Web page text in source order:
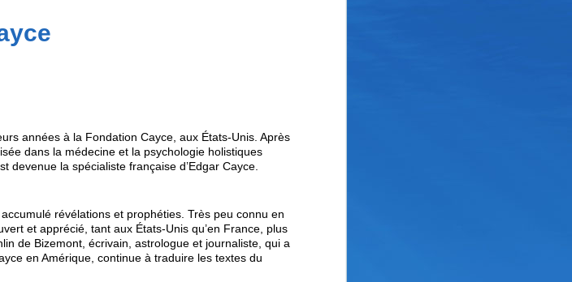
années à la Fondation Cayce, aux États-Unis. Après
dans la médecine et la psychologie holistiques
la spécialiste française d’Edgar Cayce.
révélations et prophéties. Très peu connu en
et apprécié, tant aux États-Unis qu’en France, plus
de Bizemont, écrivain, astrologue et journaliste, qui a
en Amérique, continue à traduire les textes du